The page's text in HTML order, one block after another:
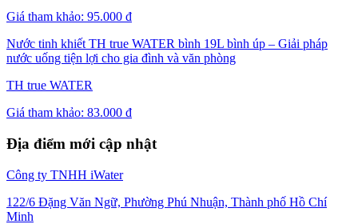
Giá tham khảo: 95.000 đ
Nước tinh khiết TH true WATER bình 19L bình úp – Giải pháp
nước uống tiện lợi cho gia đình và văn phòng
TH true WATER
Giá tham khảo: 83.000 đ
Địa điểm mới cập nhật
Công ty TNHH iWater
122/6 Đặng Văn Ngữ, Phường Phú Nhuận, Thành phố Hồ Chí
Minh